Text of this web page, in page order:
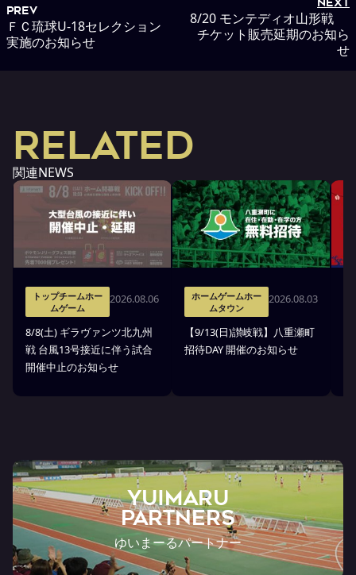
PREV
ＦＣ琉球U-18セレクション
実施のお知らせ
NEXT
8/20 モンテディオ山形戦
チケット販売延期のお知ら
せ
RELATED
関連NEWS
トップチームホー
ムゲーム
2026.08.06
8/8(土) ギラヴァンツ北九州
戦 台風13号接近に伴う試合
開催中止のお知らせ
ホームゲームホー
ムタウン
2026.08.03
【9/13(日)讃岐戦】八重瀬町
招待DAY 開催のお知らせ
YUIMARU
Partners
ゆいまーるパートナー